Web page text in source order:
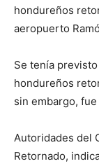
hondureños
aeropuerto
Se tenía
hondureños
sin embargo,
Autoridades del
Retornado,